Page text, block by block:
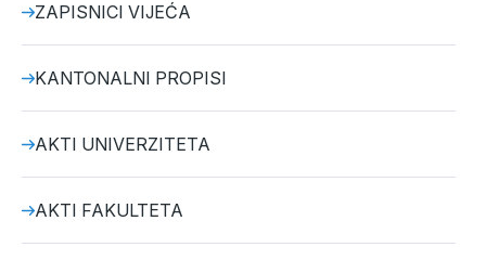
ZAPISNICI VIJEĆA
KANTONALNI PROPISI
AKTI UNIVERZITETA
AKTI FAKULTETA